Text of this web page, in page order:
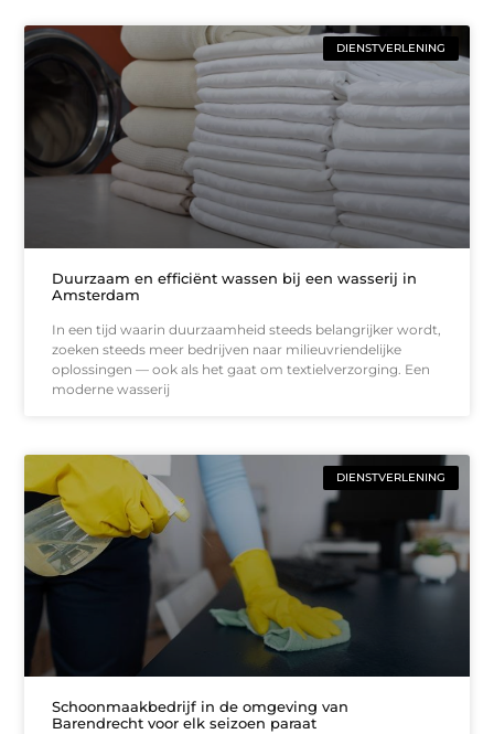
DIENSTVERLENING
Duurzaam en efficiënt wassen bij een wasserij in
Amsterdam
In een tijd waarin duurzaamheid steeds belangrijker wordt,
zoeken steeds meer bedrijven naar milieuvriendelijke
oplossingen — ook als het gaat om textielverzorging. Een
moderne wasserij
DIENSTVERLENING
Schoonmaakbedrijf in de omgeving van
Barendrecht voor elk seizoen paraat